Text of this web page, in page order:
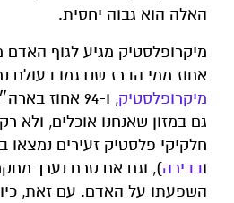
האלה הוא גבוה יחסית.
אחוז ממי הברז שנדגמו בעולם
מיקרופלסטיק
, ו-94 אחוז
גם במזון שאנחנו אוכלים, ולא
חלקיקי פלסטיק זעירים נמצאו
ובבירה), וגם אם טרם נערך
השפעתו על האדם. עם זאת,